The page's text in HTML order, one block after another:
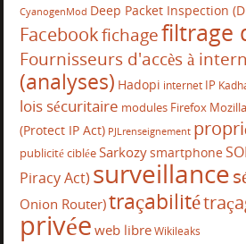
CyanogenMod Deep Packet Inspection
Facebookfichagefiltrage
Fournisseurs d'accès à
(analyses) Hadopi internet IP
lois sécuritaire modules Firefox Mozilla
(Protect IP Act) PJLrenseignement
publicité cibléeSarkozysmartphone
Piracy Act) surveillance
Onion Router)traçabilité
privée web libreWikileaks